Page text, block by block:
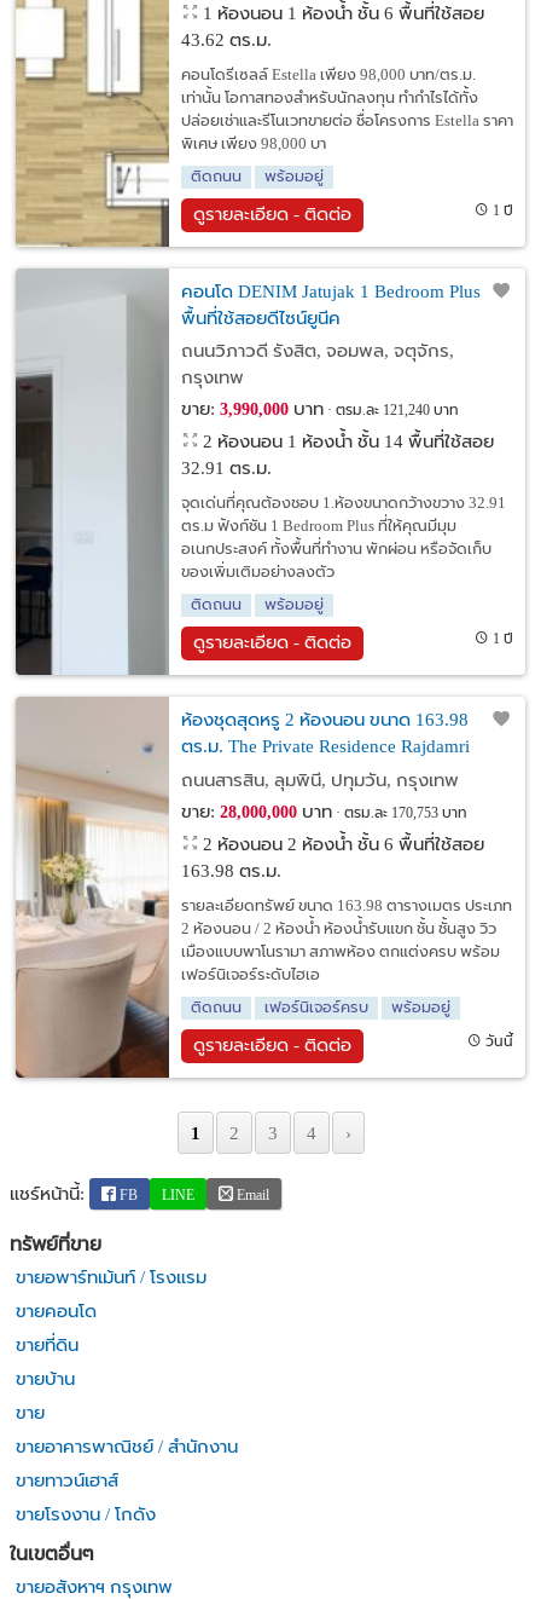
1 ห้องนอน 1 ห้องน้ำ ชั้น 6 พื้นที่ใช้สอย
43.62 ตร.ม.
คอนโดรีเซลล์ Estella เพียง 98,000 บาท/ตร.ม.
เท่านั้น โอกาสทองสำหรับนักลงทุน ทำกำไรได้ทั้ง
ปล่อยเช่าและรีโนเวทขายต่อ ชื่อโครงการ Estella ราคา
พิเศษ เพียง 98,000 บา
ติดถนน
พร้อมอยู่
ดูรายละเอียด - ติดต่อ 1 ปี
คอนโด DENIM Jatujak 1 Bedroom Plus -
พื้นที่ใช้สอยดีไซน์ยูนีค
ถนนวิภาวดี รังสิต, จอมพล, จตุจักร,
กรุงเทพ
ขาย: 3,990,000บาท ตรม.ละ 121,240 บาท
2 ห้องนอน 1 ห้องน้ำ ชั้น 14 พื้นที่ใช้สอย
32.91 ตร.ม.
จุดเด่นที่คุณต้องชอบ 1.ห้องขนาดกว้างขวาง 32.91
ตร.ม ฟังก์ชัน 1 Bedroom Plus ที่ให้คุณมีมุม
อเนกประสงค์ ทั้งพื้นที่ทำงาน พักผ่อน หรือจัดเก็บ
ของเพิ่มเติมอย่างลงตัว
ติดถนน
พร้อมอยู่
ดูรายละเอียด - ติดต่อ 1 ปี
ห้องชุดสุดหรู 2 ห้องนอน ขนาด 163.98
ตร.ม. The Private Residence Rajdamri
ใจกลางราชดำริ
ถนนสารสิน, ลุมพินี, ปทุมวัน, กรุงเทพ
ขาย: 28,000,000บาท ตรม.ละ 170,753 บาท
2 ห้องนอน 2 ห้องน้ำ ชั้น 6 พื้นที่ใช้สอย
163.98 ตร.ม.
รายละเอียดทรัพย์ ขนาด 163.98 ตารางเมตร ประเภท
2 ห้องนอน / 2 ห้องน้ำ ห้องน้ำรับแขก ชั้น ชั้นสูง วิว
เมืองแบบพาโนรามา สภาพห้อง ตกแต่งครบ พร้อม
เฟอร์นิเจอร์ระดับไฮเอ
ติดถนน
เฟอร์นิเจอร์ครบ พร้อมอยู่
ดูรายละเอียด - ติดต่อ วันนี้
1 2 3 4 ›
แชร์หน้านี้: FB LINE Email
ทรัพย์ที่ขาย
ขายอพาร์ทเม้นท์ / โรงแรม
ขายคอนโด
ขายที่ดิน
ขายบ้าน
ขาย
ขายอาคารพาณิชย์ / สำนักงาน
ขายทาวน์เฮาส์
ขายโรงงาน / โกดัง
ในเขตอื่นๆ
ขายอสังหาฯ กรุงเทพ